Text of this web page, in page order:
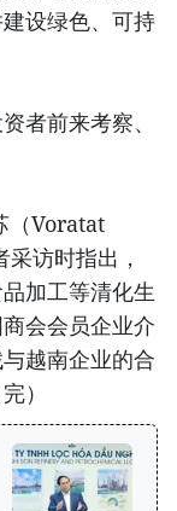
设绿色、可持
者前来考察、
（Voratat
访时指出，
加工等清化生
会会员企业介
越南企业的合
）